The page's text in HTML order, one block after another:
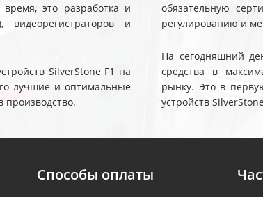
это разработка и
видеорегистраторов и
SilverStone F1 на
лучшие и оптимальные
производство.
обязательную
регулированию и
На сегодняшний
средства в
рынку. Это в
устройств
Способы оплаты